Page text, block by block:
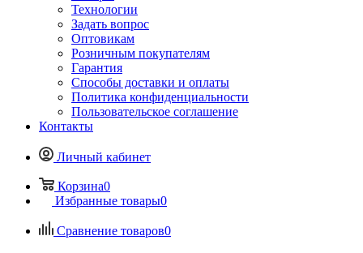
Технологии
Задать вопрос
Оптовикам
Розничным покупателям
Гарантия
Способы доставки и оплаты
Политика конфиденциальности
Пользовательское соглашение
Контакты
Личный кабинет
Корзина0
Избранные товары0
Сравнение товаров0